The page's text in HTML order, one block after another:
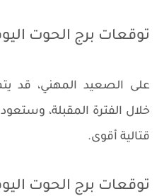
توقعات برج الحوت
على الصعيد المهني، قد
خلال الفترة المقبلة،
قتالية أقوى.
توقعات برج الحوت